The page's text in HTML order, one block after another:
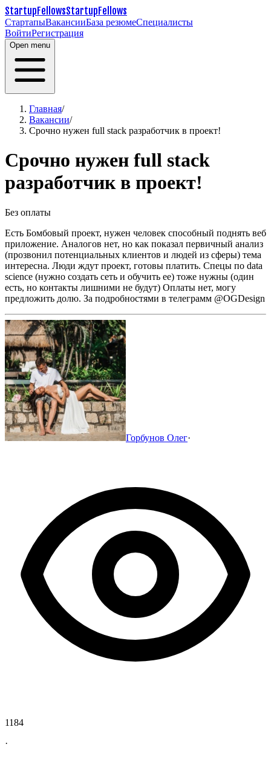
StartupFellowsStartupFellows
СтартапыВакансииБаза резюмеСпециалисты
ВойтиРегистрация
Open menu
Главная/
Вакансии/
Срочно нужен full stack разработчик в проект!
Срочно нужен full stack
разработчик в проект!
Без оплаты
Есть Бомбовый проект, нужен человек способный поднять веб
приложение. Аналогов нет, но как показал первичный анализ
(прозвонил потенциальных клиентов и людей из сферы) тема
интересна. Люди ждут проект, готовы платить. Спецы по data
science (нужно создать сеть и обучить ее) тоже нужны (один
есть, но контакты лишними не будут) Оплаты нет, могу
предложить долю. За подробностями в телеграмм @OGDesign
Горбунов Олег·
1184
·